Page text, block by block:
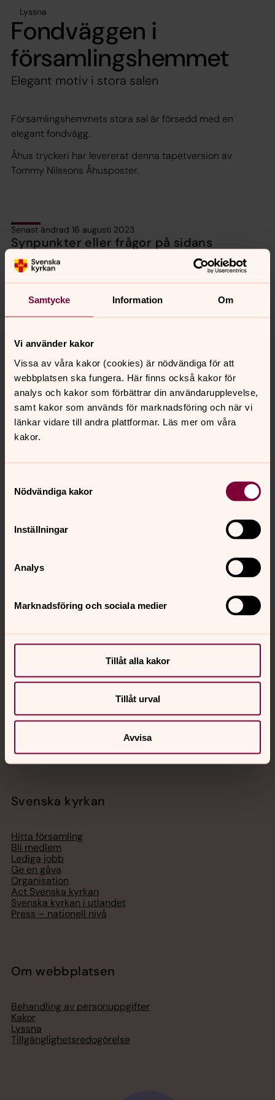
Samtycke Information Om
Vi använder kakor
Vissa av våra kakor (cookies) är nödvändiga för att
webbplatsen ska fungera. Här finns också kakor för
analys och kakor som förbättrar din användarupplevelse,
samt kakor som används för marknadsföring och när vi
länkar vidare till andra plattformar. Läs mer om våra
kakor.
Nödvändiga kakor
Inställningar
Analys
Marknadsföring och sociala medier
Tillåt alla kakor
Tillåt urval
Avvisa
Lyssna
Fondväggen i
församlingshemmet
Elegant motiv i stora salen
Församlingshemmets stora sal är försedd med en
elegant fondvägg.
Åhus tryckeri har levererat denna tapetversion av
Tommy Nilssons Åhusposter.
Senast ändrad 16 augusti 2023
Synpunkter eller frågor på sidans
innehåll?
ahus.forsamling@svenskakyrkan.se
Dela
Tillbaka till toppen
Tillbaka till innehållet
Kontakt
Kalender
Hitta snabbt
Sociala kanaler
Jourhavande präst
Akut samtals- och krisstöd. Prata eller chatta anonymt
med en präst på kvällar och nätter.
Chatt
Digitalt brev
Svenska kyrkan
Hitta församling
Bli medlem
Lediga jobb
Ge en gåva
Organisation
Act Svenska kyrkan
Svenska kyrkan i utlandet
Press – nationell nivå
Om webbplatsen
Behandling av personuppgifter
Kakor
Lyssna
Tillgänglighetsredogörelse